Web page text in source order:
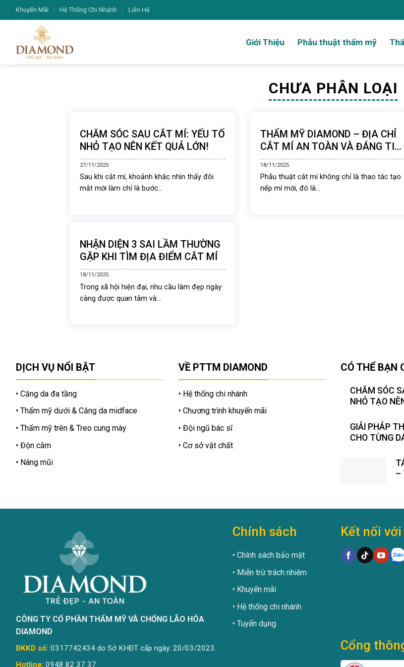
Chuyển
đến
dung
Khuyến Mãi Hệ Thống Chi Nhánh Liên Hệ
Giới Thiệu Phẫu thuật thẩm mỹ
CHƯA PHÂN LOẠI
CHĂM SÓC SAU CẮT MÍ: YẾU TỐ
NHỎ TẠO NÊN KẾT QUẢ LỚN!
27/11/2025
Sau khi cắt mí, khoảnh khắc nhìn thấy đôi
mắt mới làm chỉ là bước...
THẨM MỸ DIAMOND – ĐỊA CHỈ
CẮT MÍ AN TOÀN VÀ ĐÁNG TIN
CẬY TẠI TP.HCM
18/11/2025
Phẫu thuật cắt mí không chỉ là thao tác tạo
nếp mí mới, đó là...
NHẬN DIỆN 3 SAI LẦM THƯỜNG
GẶP KHI TÌM ĐỊA ĐIỂM CẮT MÍ
18/11/2025
Trong xã hội hiện đại, nhu cầu làm đẹp ngày
càng được quan tâm và...
DỊCH VỤ NỔI BẬT
Căng da đa tầng
Thẩm mỹ dưới & Căng da midface
Thẩm mỹ trên & Treo cung mày
Độn cằm
Nâng mũi
VỀ PTTM DIAMOND
Hệ thống chi nhánh
Chương trình khuyến mãi
Đội ngũ bác sĩ
Cơ sở vật chất
CÓ THỂ BẠN
CHĂM SÓC
NHỎ TẠO
GIẢI PHÁP
CHO TỪNG
–
CÔNG TY CỔ PHẦN THẨM MỸ VÀ CHỐNG LÃO HÓA
DIAMOND
ĐKKD số: 0317742434 do Sở KHĐT cấp ngày: 20/03/2023.
Hotline: 0948 82 37 37
Chính sách
Chính sách bảo mật
Miễn trừ trách nhiệm
Khuyến mãi
Hệ thống chi nhánh
Tuyển dụng
Kết nối
Cổng